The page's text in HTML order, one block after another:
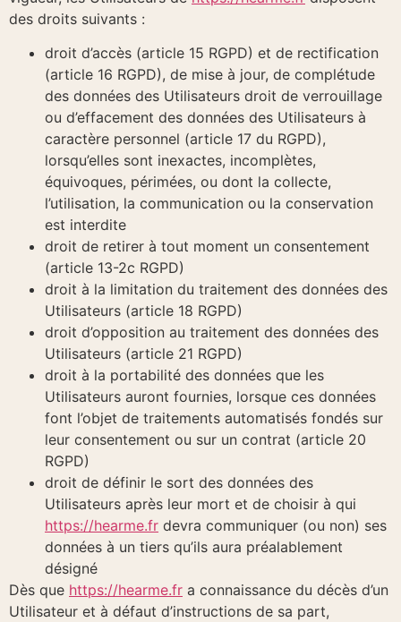
des droits suivants :
droit d’accès (article 15 RGPD) et de rectification
(article 16 RGPD), de mise à jour, de complétude
des données des Utilisateurs droit de verrouillage
ou d’effacement des données des Utilisateurs à
caractère personnel (article 17 du RGPD),
lorsqu’elles sont inexactes, incomplètes,
équivoques, périmées, ou dont la collecte,
l’utilisation, la communication ou la conservation
est interdite
droit de retirer à tout moment un consentement
(article 13-2c RGPD)
droit à la limitation du traitement des données des
Utilisateurs (article 18 RGPD)
droit d’opposition au traitement des données des
Utilisateurs (article 21 RGPD)
droit à la portabilité des données que les
Utilisateurs auront fournies, lorsque ces données
font l’objet de traitements automatisés fondés sur
leur consentement ou sur un contrat (article 20
RGPD)
droit de définir le sort des données des
Utilisateurs après leur mort et de choisir à qui
https://hearme.fr devra communiquer (ou non) ses
données à un tiers qu’ils aura préalablement
désigné
Dès que https://hearme.fr a connaissance du décès d’un
Utilisateur et à défaut d’instructions de sa part,